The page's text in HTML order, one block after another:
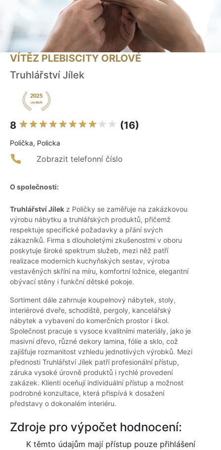
VÍTĚZ PLEBISCITY ORLOVÉ
Truhlářství Jílek
8 (16)
Polička, Policka
Zobrazit telefonní číslo
O společnosti:
Truhlářství Jílek z Poličky se zaměřuje na zakázkovou
výrobu nábytku a truhlářských produktů, přičemž
respektuje specifické požadavky a přání svých
zákazníků. Firma s dlouholetými zkušenostmi v oboru
poskytuje široké spektrum služeb, mezi něž patří
realizace moderních kuchyňských sestav, výroba
vestavěných skříní na míru, komfortní ložnice, elegantní
obývací stěny i funkční dětské pokoje.
Sortiment dále zahrnuje koupelnový nábytek, stoly,
interiérové dveře, schodiště, pergoly, kancelářský
nábytek a vybavení do komerčních prostor i škol.
Společnost pracuje s vysoce kvalitními materiály, jako je
masivní dřevo, různé dekory lamina, fólie a sklo, což
zajišťuje rozmanitost vzhledu jednotlivých výrobků. Mezi
přednosti Truhlářství Jílek patří profesionální přístup,
záruka vysoké úrovně produktů i rychlé provedení
zakázek. Klienti oceňují individuální přístup a možnost
podrobné konzultace, která přispívá k dosažení
představy o dokonalém interiéru.
Zdroje pro výpočet hodnocení:
K těmto údajům mají přístup pouze přihlášení